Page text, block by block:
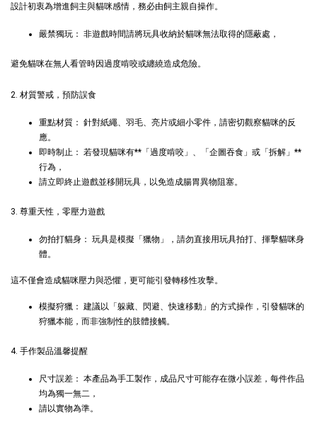
Greenies 健綠｜潔牙餅
NT$ 119 TWD
NT$ 145 TWD
- +
加入購物車
設計初衷為增進飼主與貓咪感情，務必由飼主親自操作。
嚴禁獨玩： 非遊戲時間請將玩具收納於貓咪無法取得的隱蔽處，
避免貓咪在無人看管時因過度啃咬或纏繞造成危險。
2. 材質警戒，預防誤食
重點材質： 針對紙繩、羽毛、亮片或細小零件，請密切觀察貓咪的反
應。
即時制止： 若發現貓咪有**「過度啃咬」、「企圖吞食」或「拆解」**
行為，
請立即終止遊戲並移開玩具，以免造成腸胃異物阻塞。
3. 尊重天性，零壓力遊戲
勿拍打貓身： 玩具是模擬「獵物」，請勿直接用玩具拍打、揮擊貓咪身
體。
這不僅會造成貓咪壓力與恐懼，更可能引發轉移性攻擊。
模擬狩獵： 建議以「躲藏、閃避、快速移動」的方式操作，引發貓咪的
狩獵本能，而非強制性的肢體接觸。
4. 手作製品溫馨提醒
尺寸誤差： 本產品為手工製作，成品尺寸可能存在微小誤差，每件作品
均為獨一無二，
請以實物為準。